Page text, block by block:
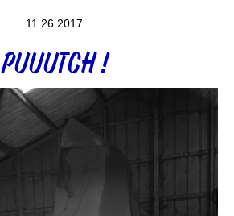
11.26.2017
PUUUTCH !